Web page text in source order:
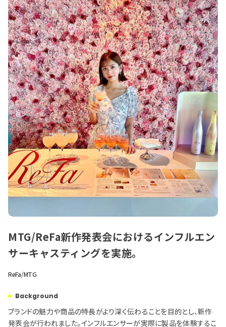
MTG/ReFa新作発表会におけるインフルエン
サーキャスティングを実施。
ReFa/MTG
Background
ブランドの魅力や商品の特長がより深く伝わることを目的とし、新作
発表会が行われました。インフルエンサーが実際に製品を体験するこ